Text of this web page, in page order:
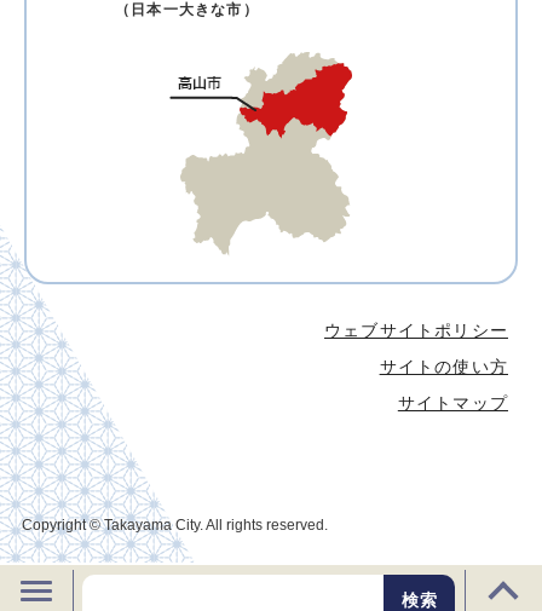
（日本一大きな市）
ウェブサイトポリシー
サイトの使い方
サイトマップ
Copyright © Takayama City. All rights reserved.